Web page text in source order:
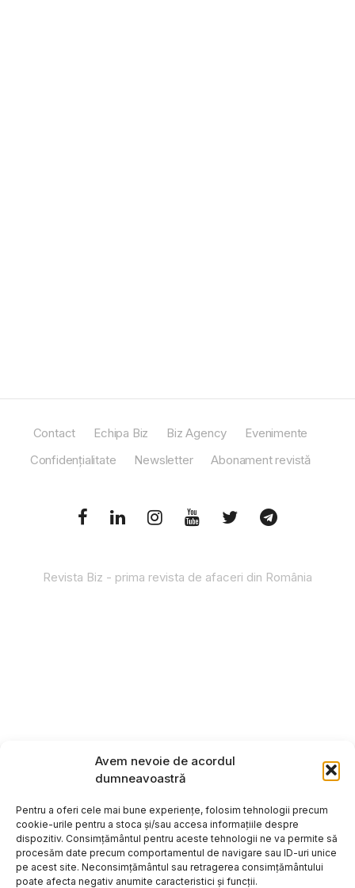
Avem nevoie de acordul
dumneavoastră
Pentru a oferi cele mai bune experiențe, folosim tehnologii precum
cookie-urile pentru a stoca și/sau accesa informațiile despre
dispozitiv. Consimțământul pentru aceste tehnologii ne va permite să
procesăm date precum comportamentul de navigare sau ID-uri unice
pe acest site. Neconsimțământul sau retragerea consimțământului
poate afecta negativ anumite caracteristici și funcții.
Contact Echipa Biz Biz Agency
Evenimente
Confidențialitate
Newsletter Abonament revistă
Revista Biz - prima revista de afaceri din România